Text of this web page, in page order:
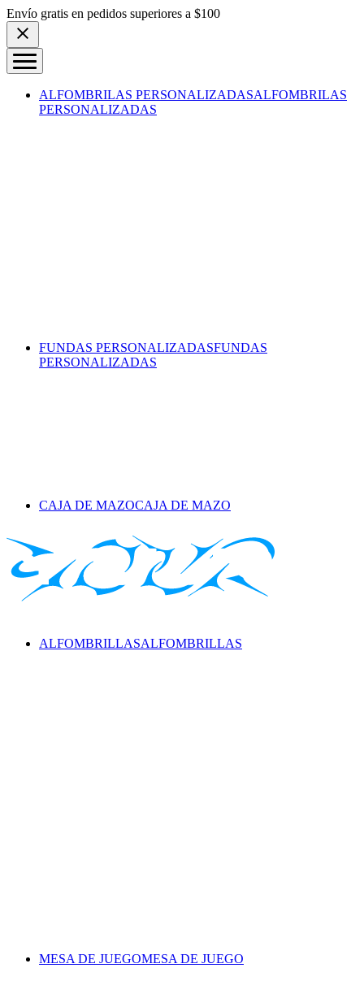
Skip to content
Envío gratis en pedidos superiores a $100
ALFOMBRILAS PERSONALIZADASALFOMBRILAS
PERSONALIZADAS
FUNDAS PERSONALIZADASFUNDAS
PERSONALIZADAS
CAJA DE MAZOCAJA DE MAZO
ALFOMBRILLASALFOMBRILLAS
MESA DE JUEGOMESA DE JUEGO